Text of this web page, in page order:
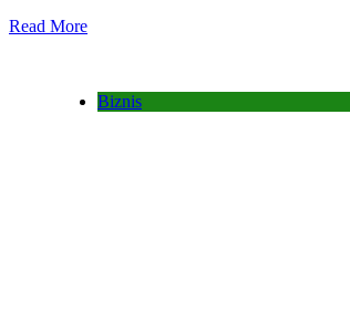
Read More
Biznis